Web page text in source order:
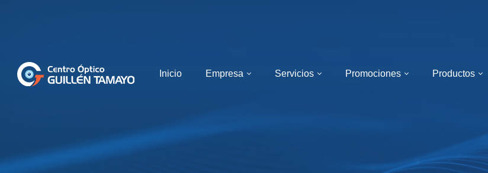
Inicio Empresa Servicios Promociones Productos